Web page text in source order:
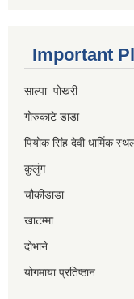
Important
साल्पा पोखरी
गोरुकाटे डाडा
पियोक सिंह देवी धार्मिक
कुलुंग
चौकीडाडा
खाटम्मा
दोभाने
योगमाया प्रतिष्ठान